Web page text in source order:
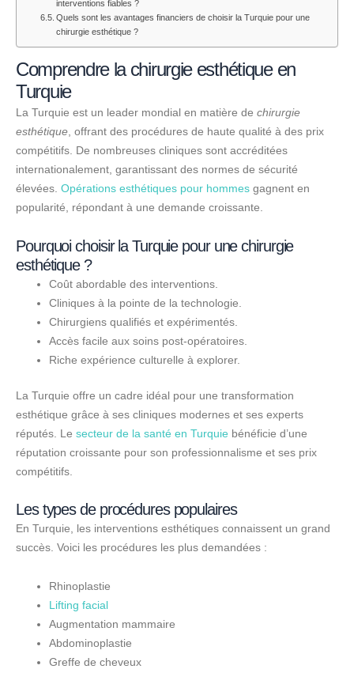
interventions fiables ?
Quels sont les avantages financiers de choisir la Turquie pour une
chirurgie esthétique ?
Comprendre la chirurgie esthétique en
Turquie
La Turquie est un leader mondial en matière de chirurgie
esthétique, offrant des procédures de haute qualité à des prix
compétitifs. De nombreuses cliniques sont accréditées
internationalement, garantissant des normes de sécurité
élevées. Opérations esthétiques pour hommes gagnent en
popularité, répondant à une demande croissante.
Pourquoi choisir la Turquie pour une chirurgie
esthétique ?
Coût abordable des interventions.
Cliniques à la pointe de la technologie.
Chirurgiens qualifiés et expérimentés.
Accès facile aux soins post-opératoires.
Riche expérience culturelle à explorer.
La Turquie offre un cadre idéal pour une transformation
esthétique grâce à ses cliniques modernes et ses experts
réputés. Le secteur de la santé en Turquie bénéficie d’une
réputation croissante pour son professionnalisme et ses prix
compétitifs.
Les types de procédures populaires
En Turquie, les interventions esthétiques connaissent un grand
succès. Voici les procédures les plus demandées :
Rhinoplastie
Lifting facial
Augmentation mammaire
Abdominoplastie
Greffe de cheveux